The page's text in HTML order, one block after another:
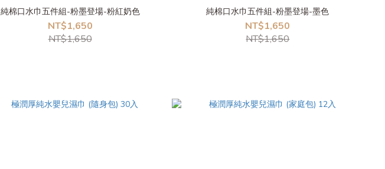
純棉口水巾五件組-粉墨登場-粉紅奶色
NT$1,650
NT$1,650
純棉口水巾五件組-粉墨登場-墨色
NT$1,650
NT$1,650